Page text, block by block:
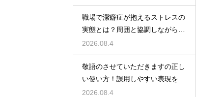
職場で潔癖症が抱えるストレスの
実態とは？周囲と協調しながら快
適に働く術
2026.08.4
敬語のさせていただきますの正し
い使い方！誤用しやすい表現を理
解する術
2026.08.4